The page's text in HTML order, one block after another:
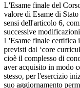
L'Esame finale del
valore di Esame di
sensi dell'articolo 6,
successive
L'Esame finale certifica
previsti dal ‘core
cioè il complesso di
aver acquisito in modo
stesso, per l'esercizio
suo aggiornamento